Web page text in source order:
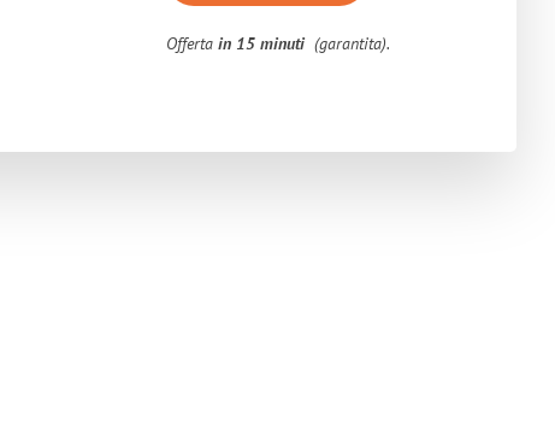
Offertain 15 minuti (garantita).